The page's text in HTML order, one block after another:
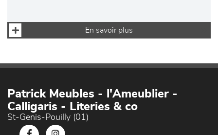
En savoir plus
Patrick Meubles - l'Ameublier -
Calligaris - Literies & co
St-Genis-Pouilly (01)